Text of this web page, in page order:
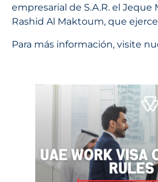
empresarial de S.A.R. el
Rashid Al Maktoum, que
Para más información, visite